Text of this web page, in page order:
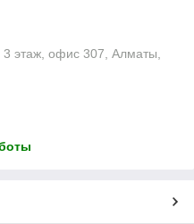
3 этаж, офис 307, Алматы,